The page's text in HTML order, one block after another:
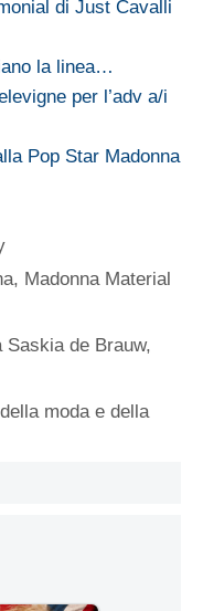
di Just Cavalli
la linea…
per l’adv a/i
Pop Star Madonna
, Madonna Material
Saskia de Brauw,
moda e della